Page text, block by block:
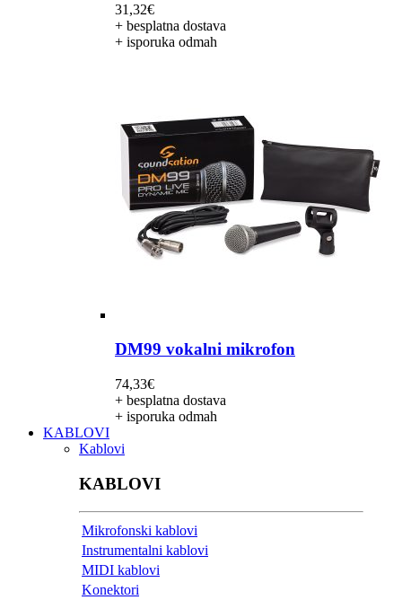
31,32€
+ besplatna dostava
+ isporuka odmah
DM99 vokalni mikrofon
74,33€
+ besplatna dostava
+ isporuka odmah
KABLOVI
Kablovi
KABLOVI
Mikrofonski kablovi
Instrumentalni kablovi
MIDI kablovi
Konektori